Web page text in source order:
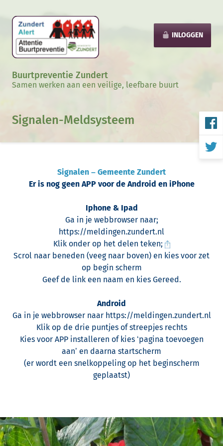
INLOGGEN
Buurtpreventie Zundert
Samen werken aan een veilige, leefbare buurt
Signalen-Meldsysteem
Signalen – Gemeente Zundert
Er is nog geen APP voor de Android en iPhone
Iphone & Ipad
Ga in je webbrowser naar;
https://meldingen.zundert.nl
Klik onder op het delen teken;
Scrol naar beneden (veeg naar boven) en kies voor zet
op begin scherm
Geef de link een naam en kies Gereed.
Android
Ga in je webbrowser naar https://meldingen.zundert.nl
Klik op de drie puntjes of streepjes rechts
Kies voor APP installeren of kies ‘pagina toevoegen
aan’ en daarna startscherm
(er wordt een snelkoppeling op het beginscherm
geplaatst)